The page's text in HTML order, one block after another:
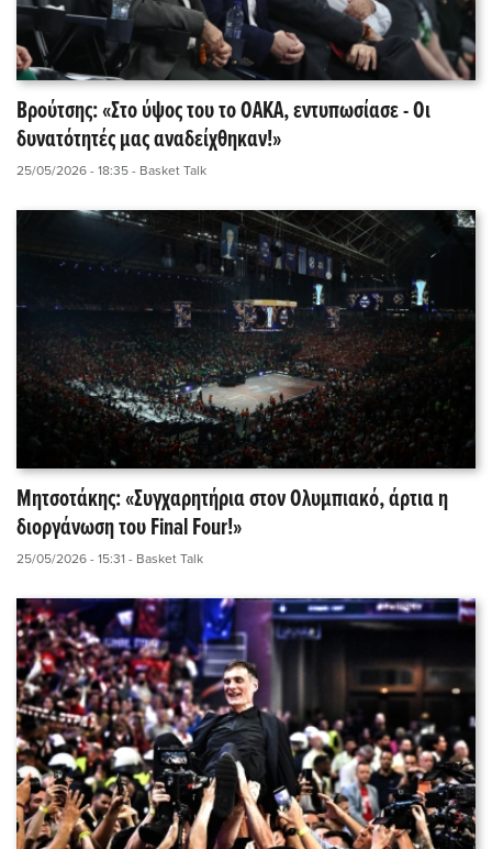
Βρούτσης: «Στο ύψος του το ΟΑΚΑ, εντυπωσίασε - Οι
δυνατότητές μας αναδείχθηκαν!»
25/05/2026 - 18:35 - Basket Talk
Μητσοτάκης: «Συγχαρητήρια στον Ολυμπιακό, άρτια η
διοργάνωση του Final Four!»
25/05/2026 - 15:31 - Basket Talk